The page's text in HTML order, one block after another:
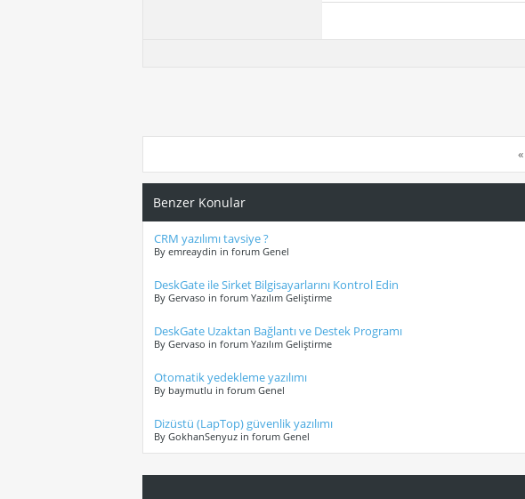
«
Benzer Konular
CRM yazılımı tavsiye ?
By emreaydin in forum Genel
DeskGate ile Sirket Bilgisayarlarını Kontrol Edin
By Gervaso in forum Yazılım Geliştirme
DeskGate Uzaktan Bağlantı ve Destek Programı
By Gervaso in forum Yazılım Geliştirme
Otomatik yedekleme yazılımı
By baymutlu in forum Genel
Dizüstü (LapTop) güvenlik yazılımı
By GokhanSenyuz in forum Genel